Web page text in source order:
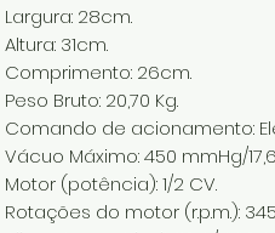
Largura: 28cm.
Altura: 31cm.
Comprimento: 26cm.
Peso Bruto: 20,70 Kg.
Comando de acionamento:
Vácuo Máximo: 450 mmHg/
Motor (potência): 1/2 CV.
Rotações do motor (r.p.m.):